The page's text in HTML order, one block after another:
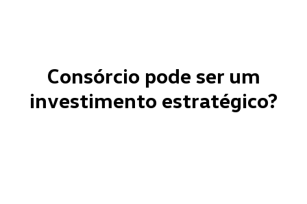
Consórcio pode ser um
investimento estratégico?